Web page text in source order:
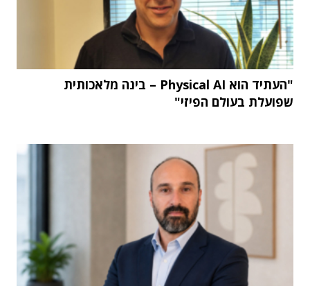
"העתיד הוא Physical AI – בינה מלאכותית
שפועלת בעולם הפיזי"